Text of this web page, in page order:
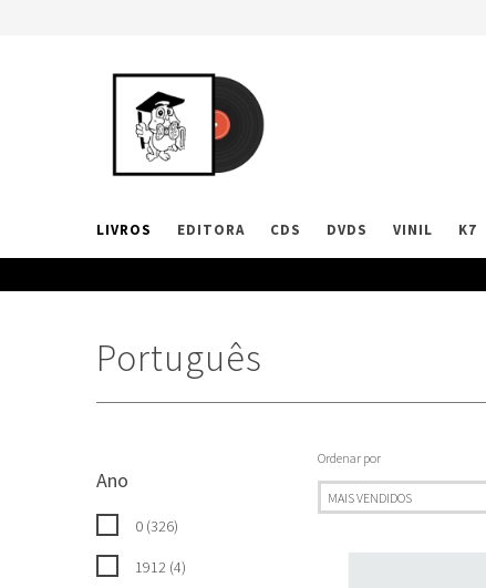
LIVROS EDITORA CDS DVDS VINIL K7
Português
Ano
0 (326)
1912 (4)
Ordenar por